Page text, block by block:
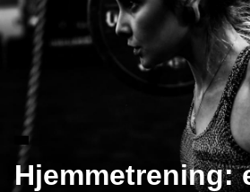
Hjemmetrening: